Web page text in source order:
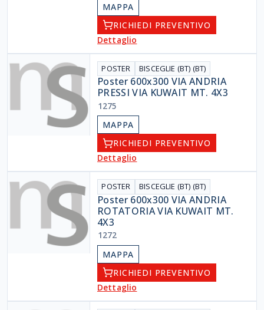
MAPPA
RICHIEDI PREVENTIVO
Dettaglio
POSTER BISCEGLIE (BT) (BT)
Poster 600x300 VIA ANDRIA
PRESSI VIA KUWAIT MT. 4X3
1275
MAPPA
RICHIEDI PREVENTIVO
Dettaglio
POSTER BISCEGLIE (BT) (BT)
Poster 600x300 VIA ANDRIA
ROTATORIA VIA KUWAIT MT.
4X3
1272
MAPPA
RICHIEDI PREVENTIVO
Dettaglio